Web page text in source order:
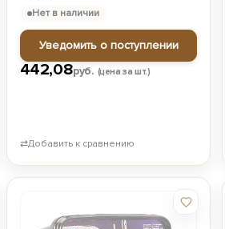
442,08руб. (цена за шт.)
Нет в наличии
Уведомить о поступлении
⇄Добавить к сравнению